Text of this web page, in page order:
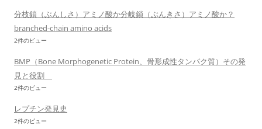
分枝鎖（ぶんしさ）アミノ酸か分岐鎖（ぶんきさ）アミノ酸か？
branched-chain amino acids
2件のビュー
BMP（Bone Morphogenetic Protein、骨形成性タンパク質）その発
見と役割
2件のビュー
レプチン発見史
2件のビュー